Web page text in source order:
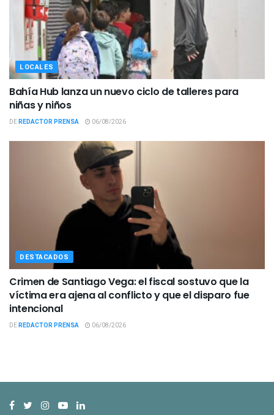
LOCALES
Bahía Hub lanza un nuevo ciclo de talleres para
niñas y niños
DEREDACTOR PRENSA 06/08/2026
DESTACADOS
Crimen de Santiago Vega: el fiscal sostuvo que la
víctima era ajena al conflicto y que el disparo fue
intencional
DEREDACTOR PRENSA 06/08/2026